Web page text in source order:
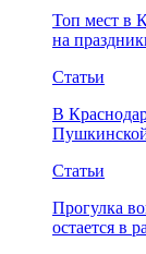
Топ мест в
на
Статьи
В
Статьи
Прогулка
остается в